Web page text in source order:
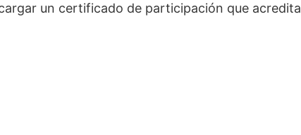
un certificado de participación que acredita